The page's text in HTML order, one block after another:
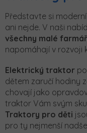
Představte si
ani nejde. V naši
všechny malé
napomáhají v rozvoji
Elektrický traktor
dětem zaručí hodiny
chovají jako
traktor Vám svým
Traktory pro děti
pro ty nejmenší